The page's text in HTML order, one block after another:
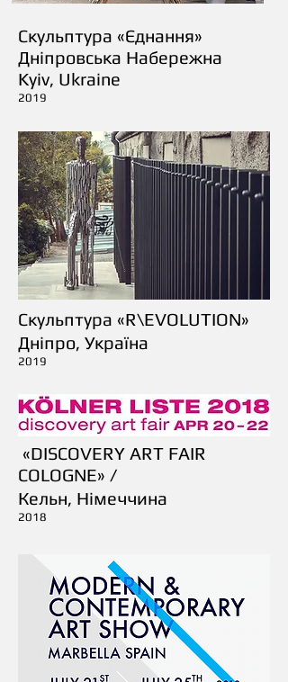
Скульптура «Єднання»
Дніпровська Набережна
Kyiv, Ukraine
2019
Скульптура «R\EVOLUTION»
Дніпро, Україна
2019
«DISCOVERY ART FAIR
COLOGNE» /
Кельн, Німеччина
2018